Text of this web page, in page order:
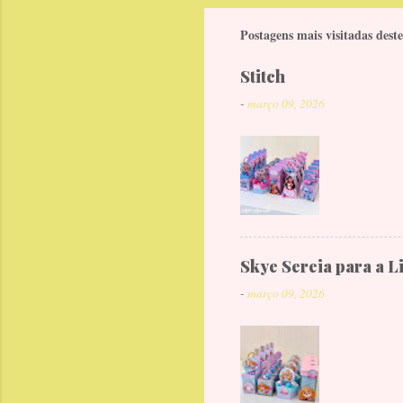
Postagens mais visitadas
Stitch
- março 09, 2026
Skye Sereia para a
- março 09, 2026